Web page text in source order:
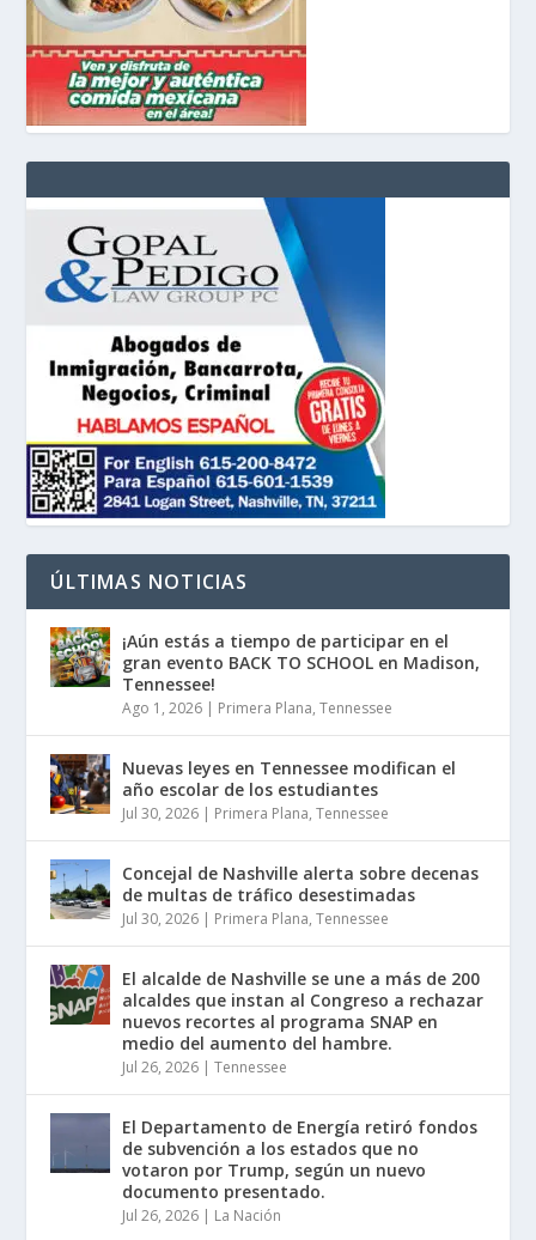
ÚLTIMAS NOTICIAS
¡Aún estás a tiempo de participar en el
gran evento BACK TO SCHOOL en Madison,
Tennessee!
Ago 1, 2026 | Primera Plana,Tennessee
Nuevas leyes en Tennessee modifican el
año escolar de los estudiantes
Jul 30, 2026 | Primera Plana,Tennessee
Concejal de Nashville alerta sobre decenas
de multas de tráfico desestimadas
Jul 30, 2026 | Primera Plana,Tennessee
El alcalde de Nashville se une a más de 200
alcaldes que instan al Congreso a rechazar
nuevos recortes al programa SNAP en
medio del aumento del hambre.
Jul 26, 2026 |Tennessee
El Departamento de Energía retiró fondos
de subvención a los estados que no
votaron por Trump, según un nuevo
documento presentado.
Jul 26, 2026 | La Nación